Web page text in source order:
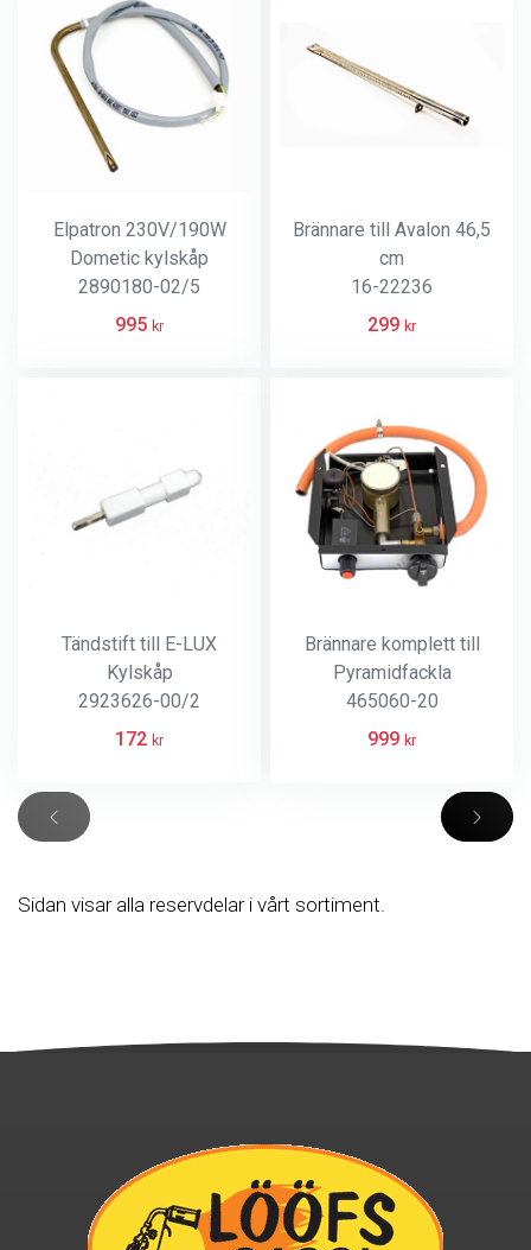
Elpatron 230V/190W
Dometic kylskåp
2890180-02/5
995 kr
Brännare till Avalon 46,5
cm
16-22236
299 kr
Tändstift till E-LUX
Kylskåp
2923626-00/2
172 kr
Brännare komplett till
Pyramidfackla
465060-20
999 kr
Sidan visar alla reservdelar i vårt sortiment.